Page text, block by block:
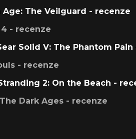
Age: The Veilguard - recenze
- recenze
Solid V: The Phantom
- recenze
2: On the Beach -
Dark Ages - recenze